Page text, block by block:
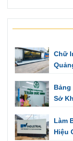
Chữ
Hiệu,
Trí
Bảng
Sở
Mẫu
Sang
Làm
Hiệu